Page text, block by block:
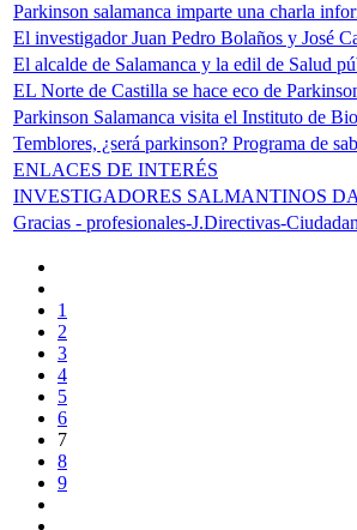
Parkinson salamanca imparte una charla
El investigador Juan Pedro Bolaños y José
El alcalde de Salamanca y la edil de Salud
EL Norte de Castilla se hace eco de
Parkinson Salamanca visita el Instituto de
Temblores, ¿será parkinson? Programa de
ENLACES DE INTERÉS
INVESTIGADORES SALMANTINOS
Gracias - profesionales-J.Directivas-
1
2
3
4
5
6
7
8
9